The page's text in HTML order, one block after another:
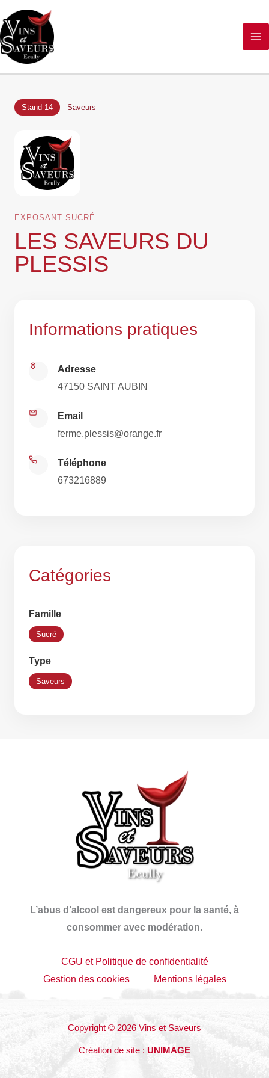
au
contenu
Stand 14 Saveurs
EXPOSANT SUCRÉ
LES SAVEURS DU
PLESSIS
Informations pratiques
Adresse
47150 SAINT AUBIN
Email
ferme.plessis@orange.fr
Téléphone
673216889
Catégories
Famille
Sucré
Type
Saveurs
L’abus d’alcool est dangereux pour la santé, à
consommer avec modération.
CGU et Politique de confidentialité
Gestion des cookies
Mentions légales
Copyright © 2026 Vins et Saveurs
Création de site : UNIMAGE